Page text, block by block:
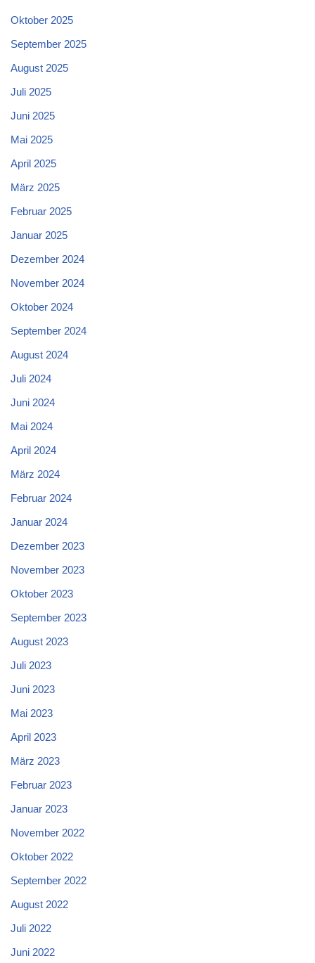
Oktober 2025
September 2025
August 2025
Juli 2025
Juni 2025
Mai 2025
April 2025
März 2025
Februar 2025
Januar 2025
Dezember 2024
November 2024
Oktober 2024
September 2024
August 2024
Juli 2024
Juni 2024
Mai 2024
April 2024
März 2024
Februar 2024
Januar 2024
Dezember 2023
November 2023
Oktober 2023
September 2023
August 2023
Juli 2023
Juni 2023
Mai 2023
April 2023
März 2023
Februar 2023
Januar 2023
November 2022
Oktober 2022
September 2022
August 2022
Juli 2022
Juni 2022